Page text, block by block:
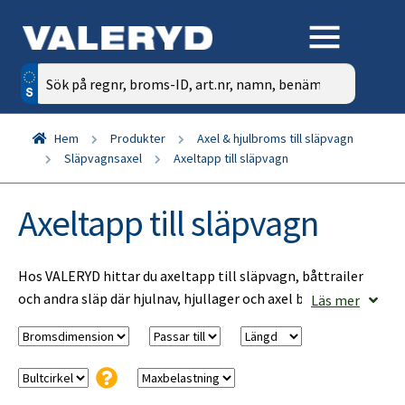
Sök
efter:
Hem Produkter
Axel & hjulbroms till släpvagn
Släpvagnsaxel
Axeltapp till släpvagn
Axeltapp till släpvagn
Hos VALERYD hittar du axeltapp till släpvagn, båttrailer
och andra släp där hjulnav, hjullager och axel behöver rätt
Axeltappen är den del av axeln där nav och hjullager
monteras. Rätt axeltapp är viktig för att hjulet ska sitta
Läs mer